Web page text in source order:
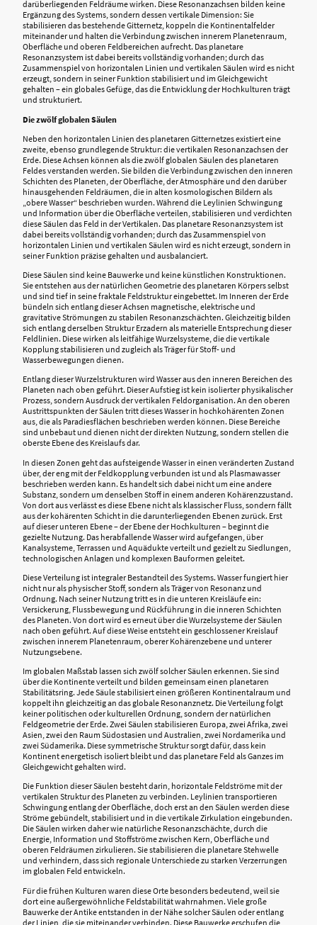
darüberliegenden Feldräume wirken. Diese Resonanzachsen bilden keine
Ergänzung des Systems, sondern dessen vertikale Dimension: Sie
stabilisieren das bestehende Gitternetz, koppeln die Kontinentalfelder
miteinander und halten die Verbindung zwischen innerem Planetenraum,
Oberfläche und oberen Feldbereichen aufrecht. Das planetare
Resonanzsystem ist dabei bereits vollständig vorhanden; durch das
Zusammenspiel von horizontalen Linien und vertikalen Säulen wird es nicht
erzeugt, sondern in seiner Funktion stabilisiert und im Gleichgewicht
gehalten – ein globales Gefüge, das die Entwicklung der Hochkulturen trägt
und strukturiert.
Die zwölf globalen Säulen
Neben den horizontalen Linien des planetaren Gitternetzes existiert eine
zweite, ebenso grundlegende Struktur: die vertikalen Resonanzachsen der
Erde. Diese Achsen können als die zwölf globalen Säulen des planetaren
Feldes verstanden werden. Sie bilden die Verbindung zwischen den inneren
Schichten des Planeten, der Oberfläche, der Atmosphäre und den darüber
hinausgehenden Feldräumen, die in alten kosmologischen Bildern als
„obere Wasser“ beschrieben wurden. Während die Leylinien Schwingung
und Information über die Oberfläche verteilen, stabilisieren und verdichten
diese Säulen das Feld in der Vertikalen. Das planetare Resonanzsystem ist
dabei bereits vollständig vorhanden; durch das Zusammenspiel von
horizontalen Linien und vertikalen Säulen wird es nicht erzeugt, sondern in
seiner Funktion präzise gehalten und ausbalanciert.
Diese Säulen sind keine Bauwerke und keine künstlichen Konstruktionen.
Sie entstehen aus der natürlichen Geometrie des planetaren Körpers selbst
und sind tief in seine fraktale Feldstruktur eingebettet. Im Inneren der Erde
bündeln sich entlang dieser Achsen magnetische, elektrische und
gravitative Strömungen zu stabilen Resonanzschächten. Gleichzeitig bilden
sich entlang derselben Struktur Erzadern als materielle Entsprechung dieser
Feldlinien. Diese wirken als leitfähige Wurzelsysteme, die die vertikale
Kopplung stabilisieren und zugleich als Träger für Stoff- und
Wasserbewegungen dienen.
Entlang dieser Wurzelstrukturen wird Wasser aus den inneren Bereichen des
Planeten nach oben geführt. Dieser Aufstieg ist kein isolierter physikalischer
Prozess, sondern Ausdruck der vertikalen Feldorganisation. An den oberen
Austrittspunkten der Säulen tritt dieses Wasser in hochkohärenten Zonen
aus, die als Paradiesflächen beschrieben werden können. Diese Bereiche
sind unbebaut und dienen nicht der direkten Nutzung, sondern stellen die
oberste Ebene des Kreislaufs dar.
In diesen Zonen geht das aufsteigende Wasser in einen veränderten Zustand
über, der eng mit der Feldkopplung verbunden ist und als Plasmawasser
beschrieben werden kann. Es handelt sich dabei nicht um eine andere
Substanz, sondern um denselben Stoff in einem anderen Kohärenzzustand.
Von dort aus verlässt es diese Ebene nicht als klassischer Fluss, sondern fällt
aus der kohärenten Schicht in die darunterliegenden Ebenen zurück. Erst
auf dieser unteren Ebene – der Ebene der Hochkulturen – beginnt die
gezielte Nutzung. Das herabfallende Wasser wird aufgefangen, über
Kanalsysteme, Terrassen und Aquädukte verteilt und gezielt zu Siedlungen,
technologischen Anlagen und komplexen Bauformen geleitet.
Diese Verteilung ist integraler Bestandteil des Systems. Wasser fungiert hier
nicht nur als physischer Stoff, sondern als Träger von Resonanz und
Ordnung. Nach seiner Nutzung tritt es in die unteren Kreisläufe ein:
Versickerung, Flussbewegung und Rückführung in die inneren Schichten
des Planeten. Von dort wird es erneut über die Wurzelsysteme der Säulen
nach oben geführt. Auf diese Weise entsteht ein geschlossener Kreislauf
zwischen innerem Planetenraum, oberer Kohärenzebene und unterer
Nutzungsebene.
Im globalen Maßstab lassen sich zwölf solcher Säulen erkennen. Sie sind
über die Kontinente verteilt und bilden gemeinsam einen planetaren
Stabilitätsring. Jede Säule stabilisiert einen größeren Kontinentalraum und
koppelt ihn gleichzeitig an das globale Resonanznetz. Die Verteilung folgt
keiner politischen oder kulturellen Ordnung, sondern der natürlichen
Feldgeometrie der Erde. Zwei Säulen stabilisieren Europa, zwei Afrika, zwei
Asien, zwei den Raum Südostasien und Australien, zwei Nordamerika und
zwei Südamerika. Diese symmetrische Struktur sorgt dafür, dass kein
Kontinent energetisch isoliert bleibt und das planetare Feld als Ganzes im
Gleichgewicht gehalten wird.
Die Funktion dieser Säulen besteht darin, horizontale Feldströme mit der
vertikalen Struktur des Planeten zu verbinden. Leylinien transportieren
Schwingung entlang der Oberfläche, doch erst an den Säulen werden diese
Ströme gebündelt, stabilisiert und in die vertikale Zirkulation eingebunden.
Die Säulen wirken daher wie natürliche Resonanzschächte, durch die
Energie, Information und Stoffströme zwischen Kern, Oberfläche und
oberen Feldräumen zirkulieren. Sie stabilisieren die planetare Stehwelle
und verhindern, dass sich regionale Unterschiede zu starken Verzerrungen
im globalen Feld entwickeln.
Für die frühen Kulturen waren diese Orte besonders bedeutend, weil sie
dort eine außergewöhnliche Feldstabilität wahrnahmen. Viele große
Bauwerke der Antike entstanden in der Nähe solcher Säulen oder entlang
der Linien, die sie miteinander verbinden. Diese Bauwerke erschufen die